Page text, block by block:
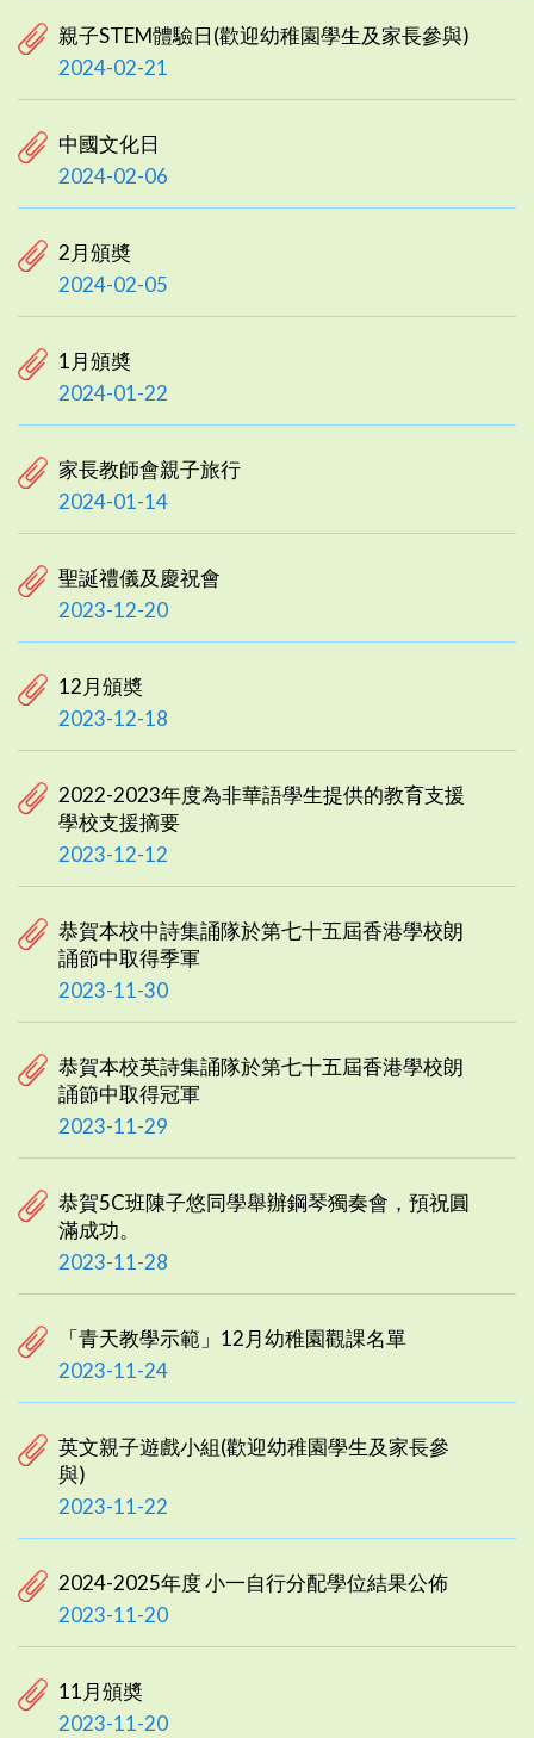
親子STEM體驗日(歡迎幼稚園學生及家長參與)
2024-02-21
中國文化日
2024-02-06
2月頒奬
2024-02-05
1月頒奬
2024-01-22
家長教師會親子旅行
2024-01-14
聖誕禮儀及慶祝會
2023-12-20
12月頒奬
2023-12-18
2022-2023年度為非華語學生提供的教育支援
學校支援摘要
2023-12-12
恭賀本校中詩集誦隊於第七十五屆香港學校朗
誦節中取得季軍
2023-11-30
恭賀本校英詩集誦隊於第七十五屆香港學校朗
誦節中取得冠軍
2023-11-29
恭賀5C班陳子悠同學舉辦鋼琴獨奏會，預祝圓
滿成功。
2023-11-28
「青天教學示範」12月幼稚園觀課名單
2023-11-24
英文親子遊戲小組(歡迎幼稚園學生及家長參
與)
2023-11-22
2024-2025年度 小一自行分配學位結果公佈
2023-11-20
11月頒奬
2023-11-20